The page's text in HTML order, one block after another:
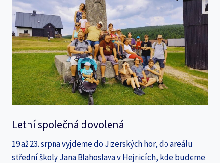
Letní společná dovolená
19 až 23. srpna vyjdeme do Jizerských hor, do areálu
střední školy Jana Blahoslava v Hejnicích, kde budeme